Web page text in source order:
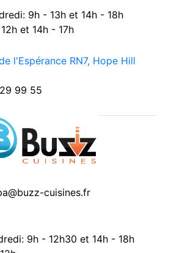
9h - 13h et 14h - 18h
et 14h - 17h
l'Espérance RN7, Hope Hill
99 55
cuisines.fr
9h - 12h30 et 14h - 18h